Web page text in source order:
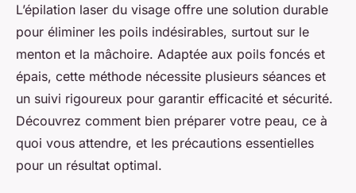
L’épilation laser du visage offre une solution durable
pour éliminer les poils indésirables, surtout sur le
menton et la mâchoire. Adaptée aux poils foncés et
épais, cette méthode nécessite plusieurs séances et
un suivi rigoureux pour garantir efficacité et sécurité.
Découvrez comment bien préparer votre peau, ce à
quoi vous attendre, et les précautions essentielles
pour un résultat optimal.